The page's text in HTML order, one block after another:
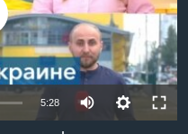
available
5:28